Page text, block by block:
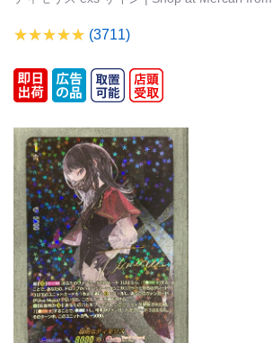
(3711)